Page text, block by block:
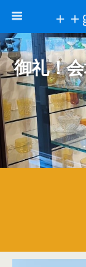
＋
御礼！